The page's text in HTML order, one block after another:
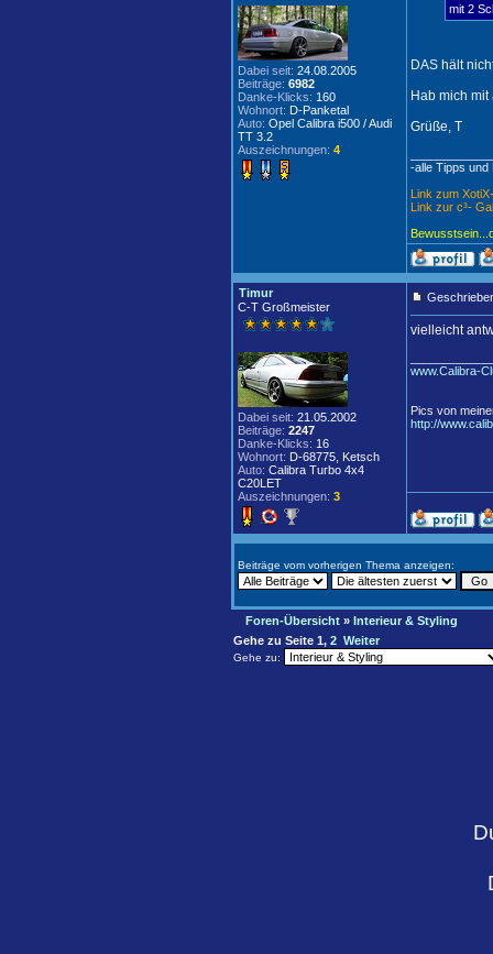
Dabei seit: 24.08.2005
Beiträge: 6982
Danke-Klicks: 160
Wohnort: D-Panketal
Auto: Opel Calibra i500 / Audi
TT 3.2
Auszeichnungen: 4
mit 2
DAS hält
Hab mich
Grüße, T
-alle Tipps und
Link zum
Link zur c³-
Timur
C-T Großmeister
Dabei seit: 21.05.2002
Beiträge: 2247
Danke-Klicks: 16
Wohnort: D-68775, Ketsch
Auto: Calibra Turbo 4x4
C20LET
Auszeichnungen: 3
vielleicht
www.Calibra-
Pics von
http://
Beiträge vom vorherigen Thema anzeigen:
Foren-Übersicht » Interieur & Styling
Gehe zu Seite 1, 2 Weiter
Gehe zu: